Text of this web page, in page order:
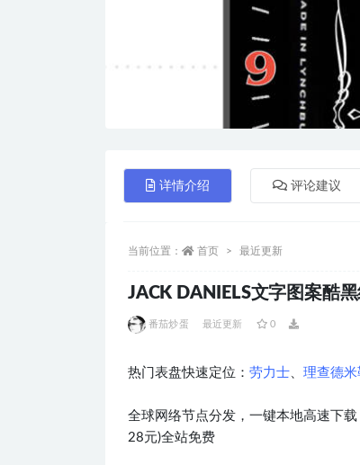
详情介绍 评论建议
当前位置： 首页 最近更新
JACK DANIELS文字图案酷
番茄炒蛋 最近更新 0
热门表盘快速定位： 劳力士、 理查德米
全球网络节点分发，一键本地高速下
28元)全站免费